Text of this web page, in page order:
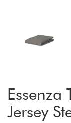
Essenza
Jersey